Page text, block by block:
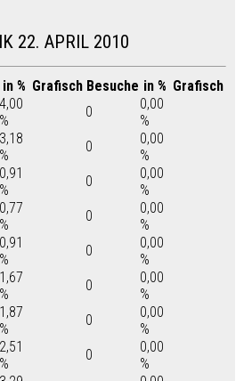
22. APRIL 2010
in % Grafisch Besuche in % Grafisch
4,00
%
0
0,00
%
3,18
%
0
0,00
%
0,91
%
0
0,00
%
0,77
%
0
0,00
%
0,91
%
0
0,00
%
1,67
%
0
0,00
%
1,87
%
0
0,00
%
2,51
%
0
0,00
%